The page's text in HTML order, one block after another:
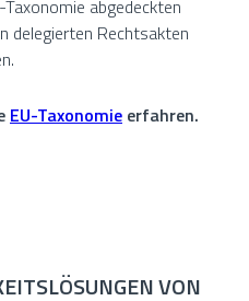
abgedeckten
delegierten Rechtsakten
EU-Taxonomie erfahren.
VON